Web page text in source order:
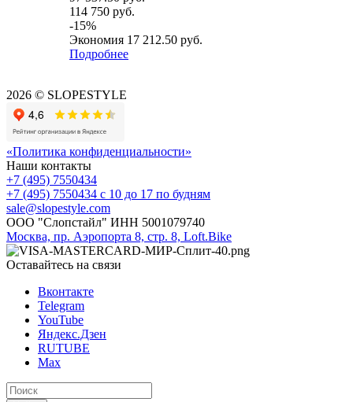
114 750 руб.
-15%
Экономия 17 212.50 руб.
Подробнее
2026 © SLOPESTYLE
«Политика конфиденциальности»
Наши контакты
+7 (495) 7550434
+7 (495) 7550434 с 10 до 17 по будням
sale@slopestyle.com
ООО "Слопстайл" ИНН 5001079740
Москва, пр. Аэропорта 8, стр. 8, Loft.Bike
Оставайтесь на связи
Вконтакте
Telegram
YouTube
Яндекс.Дзен
RUTUBE
Max